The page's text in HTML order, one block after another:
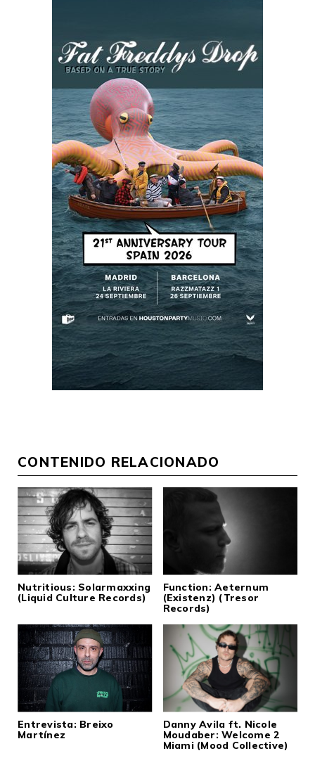
CONTENIDO RELACIONADO
Nutritious: Solarmaxxing
(Liquid Culture Records)
Function: Aeternum
(Existenz) (Tresor
Records)
Entrevista: Breixo
Martínez
Danny Avila ft. Nicole
Moudaber: Welcome 2
Miami (Mood Collective)